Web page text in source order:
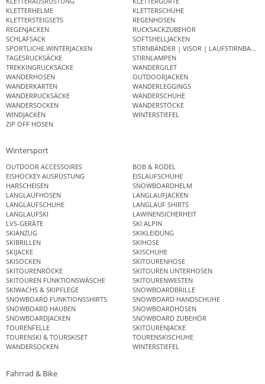
KLETTERHELME
KLETTERSCHUHE
KLETTERSTEIGSETS
REGENHOSEN
REGENJACKEN
RUCKSACKZUBEHÖR
SCHLAFSACK
SOFTSHELLJACKEN
SPORTLICHE WINTERJACKEN
STIRNBÄNDER | VISOR | LAUFSTIRNBAND
TAGESRUCKSÄCKE
STIRNLAMPEN
TREKKINGRUCKSÄCKE
WANDERGILET
WANDERHOSEN
OUTDOORJACKEN
WANDERKARTEN
WANDERLEGGINGS
WANDERRUCKSÄCKE
WANDERSCHUHE
WANDERSOCKEN
WANDERSTÖCKE
WINDJACKEN
WINTERSTIEFEL
ZIP OFF HOSEN
Wintersport
OUTDOOR ACCESSOIRES
BOB & RODEL
EISHOCKEY AUSRÜSTUNG
EISLAUFSCHUHE
HARSCHEISEN
SNOWBOARDHELM
LANGLAUFHOSEN
LANGLAUFJACKEN
LANGLAUFSCHUHE
LANGLAUF SHIRTS
LANGLAUFSKI
LAWINENSICHERHEIT
LVS-GERÄTE
SKI ALPIN
SKIANZUG
SKIKLEIDUNG
SKIBRILLEN
SKIHOSE
SKIJACKE
SKISCHUHE
SKISOCKEN
SKITOURENHOSE
SKITOURENRÖCKE
SKITOUREN UNTERHOSEN
SKITOUREN FUNKTIONSWÄSCHE
SKITOURENWESTEN
SKIWACHS & SKIPFLEGE
SNOWBOARDBRILLE
SNOWBOARD FUNKTIONSSHIRTS
SNOWBOARD HANDSCHUHE
SNOWBOARD HAUBEN
SNOWBOARDHOSEN
SNOWBOARDJACKEN
SNOWBOARD ZUBEHÖR
TOURENFELLE
SKITOURENJACKE
TOURENSKI & TOURSKISET
TOURENSKISCHUHE
WANDERSOCKEN
WINTERSTIEFEL
Fahrrad & Bike